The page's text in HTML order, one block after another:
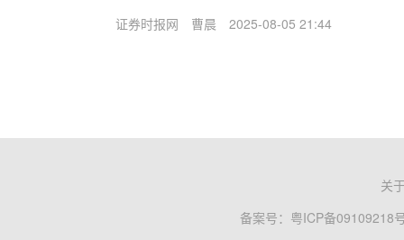
证券时报网 曹晨 2025-08-05 21:44
关
备案号： 粤ICP备09109218